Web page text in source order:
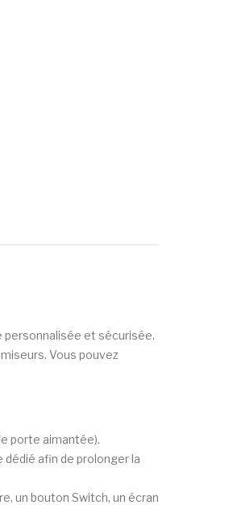
personnalisée et sécurisée.
Vous pouvez
porte aimantée).
dédié afin de prolonger la
un bouton Switch, un écran